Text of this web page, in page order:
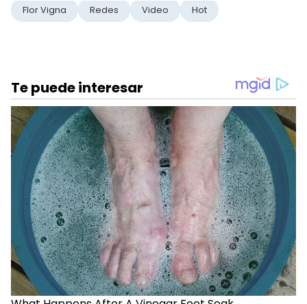
Flor Vigna Redes Video Hot